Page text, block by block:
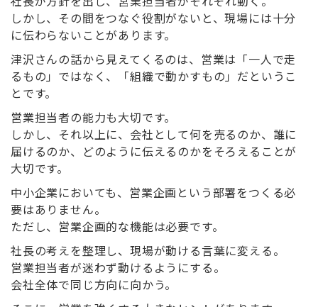
しかし、その間をつなぐ役割がないと、現場には十分
に伝わらないことがあります。
津沢さんの話から見えてくるのは、営業は「一人で走
るもの」ではなく、「組織で動かすもの」だというこ
とです。
営業担当者の能力も大切です。
しかし、それ以上に、会社として何を売るのか、誰に
届けるのか、どのように伝えるのかをそろえることが
大切です。
中小企業においても、営業企画という部署をつくる必
要はありません。
ただし、営業企画的な機能は必要です。
社長の考えを整理し、現場が動ける言葉に変える。
営業担当者が迷わず動けるようにする。
会社全体で同じ方向に向かう。